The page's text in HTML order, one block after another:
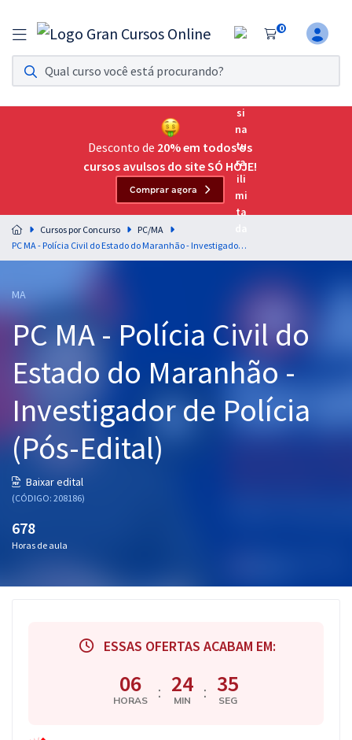
0
Assinatura Ilimitada 11
Acesso a todos os cursos. Teste grátis por 7 dias!
Assinatura OAB Até Passar
Acesso ilimitado a toda preparação para o Exame da
Residências Multiprofissionais
Preparação completa e intensiva para as principais
residências em saúde do Brasil
Cursos 20% OFF
Pós
Graduação
OAB
Conteúdo gratuito
Atendimento
Desconto de 20% em todos os
cursos avulsos do site SÓ HOJE!
Comprar agora
Cursos por Concurso
PC/MA
PC MA - Polícia Civil do Estado do Maranhão - Investigador de Polícia (Pós-Edital)
MA
PC MA - Polícia Civil do
Estado do Maranhão -
Investigador de Polícia
(Pós-Edital)
Baixar edital
(CÓDIGO: 208186)
678
Horas de aula
ESSAS OFERTAS ACABAM EM:
06
HORAS : 24
MIN : 35
SEG